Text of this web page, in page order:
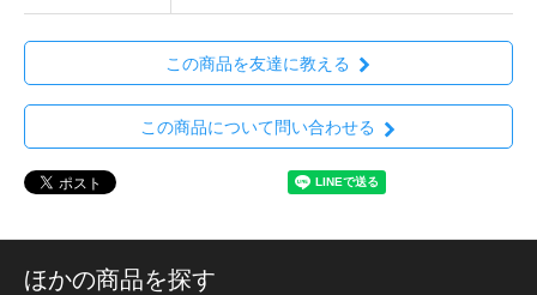
この商品を友達に教える
この商品について問い合わせる
ほかの商品を探す